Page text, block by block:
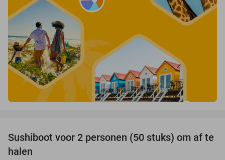
48%
Sushiboot voor 2 personen (50 stuks) om af te
halen